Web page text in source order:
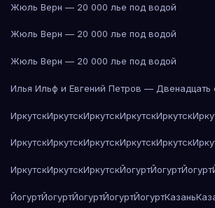
Жюль Верн — 20 000 лье под водой
Жюль Верн — 20 000 лье под водой
Жюль Верн — 20 000 лье под водой
Илья Ильф и Евгений Петров — Двенадцать
ИркутскИркутскИркутскИркутскИркутск
ИркутскИркутскИркутскИркутскИркутск
ИркутскИркутскИркутскЙогуртЙогуртЙогурт
ЙогуртЙогуртЙогуртЙогуртЙогуртКазань